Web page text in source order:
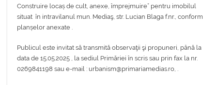
Construire locaș de cult, anexe, împrejmuire” pentru imobilul
situat în intravilanul mun. Mediaş, str. Lucian Blaga f.nr., conform
planșelor anexate .
Publicul este invitat să transmită observaţii şi propuneri, până la
data de 15.05.2025 , la sediul Primăriei în scris sau prin fax la nr.
0269841198 sau e-mail : urbanism@primariamedias.ro, .